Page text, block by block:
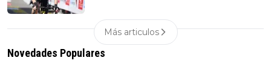
Más articulos
Novedades Populares